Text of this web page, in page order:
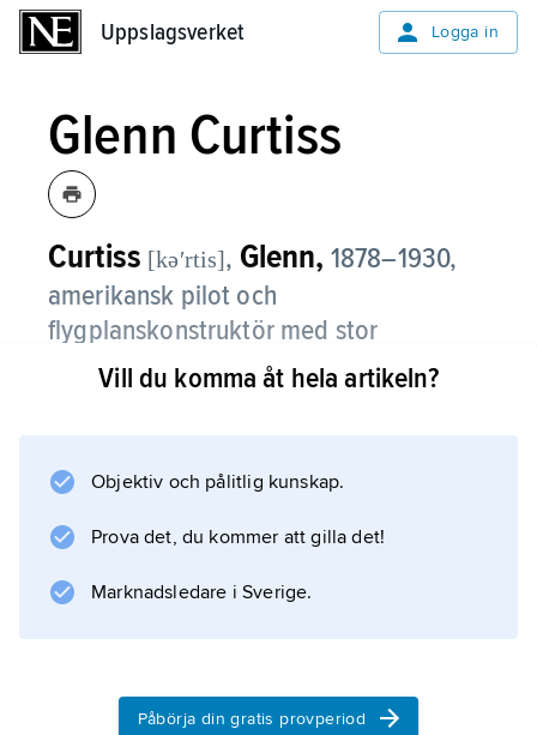
Uppslagsverket Logga in
Glenn Curtiss
Curtiss [kəʹrtis], Glenn, 1878–1930,
amerikansk pilot och
flygplanskonstruktör med stor
betydelse för utvecklingen av
antal stridsflygplan under första världskriget.
Se även
Curtiss–Wright Corporation
Vill du komma åt hela artikeln?
Objektiv och pålitlig kunskap.
Prova det, du kommer att gilla det!
Marknadsledare i Sverige.
Påbörja din gratis provperiod